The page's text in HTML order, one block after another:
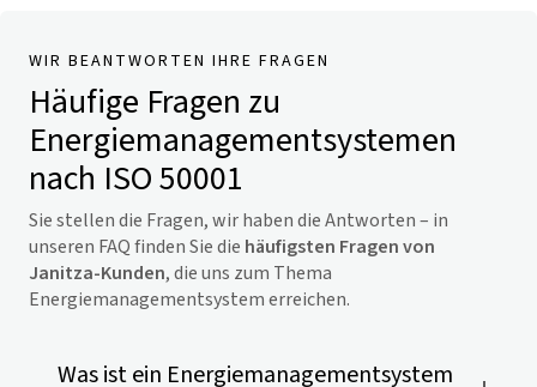
WIR BEANTWORTEN IHRE FRAGEN
Häufige Fragen zu
Energiemanagementsystemen
nach ISO 50001
Sie stellen die Fragen, wir haben die Antworten – in
unseren FAQ finden Sie die häufigsten Fragen von
Janitza-Kunden, die uns zum Thema
Energiemanagementsystem erreichen.
Was ist ein Energiemanagementsystem